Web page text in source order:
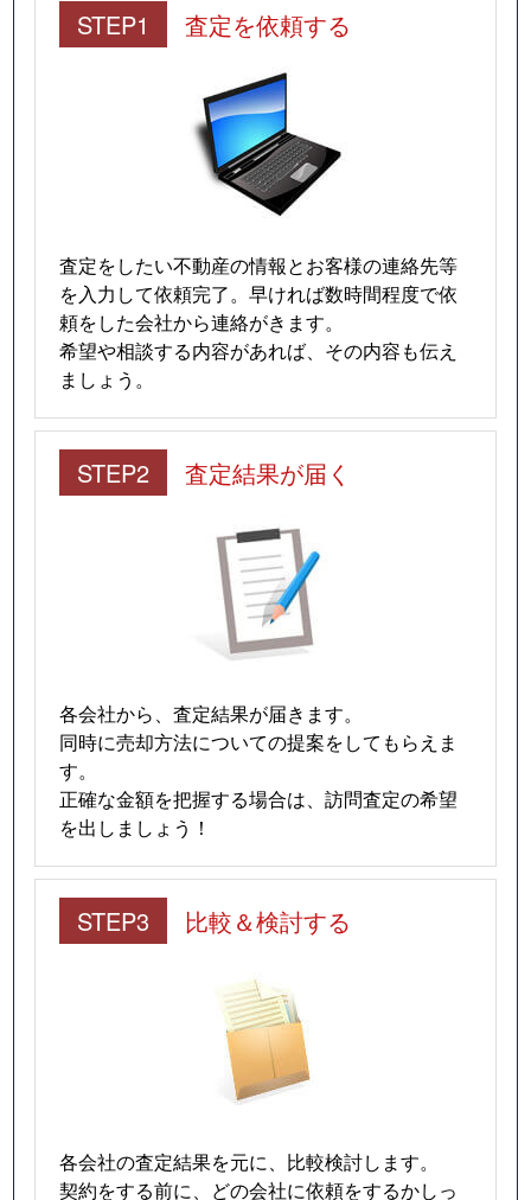
STEP1 査定を依頼する
査定をしたい不動産の情報とお客様の連絡先等
を入力して依頼完了。早ければ数時間程度で依
頼をした会社から連絡がきます。
希望や相談する内容があれば、その内容も伝え
ましょう。
STEP2 査定結果が届く
各会社から、査定結果が届きます。
同時に売却方法についての提案をしてもらえま
す。
正確な金額を把握する場合は、訪問査定の希望
を出しましょう！
STEP3 比較＆検討する
各会社の査定結果を元に、比較検討します。
契約をする前に、どの会社に依頼をするかしっ